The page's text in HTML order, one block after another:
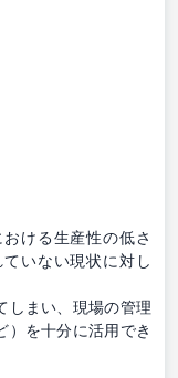
ける生産性の低さ
いない現状に対し
しまい、現場の管理
）を十分に活用でき